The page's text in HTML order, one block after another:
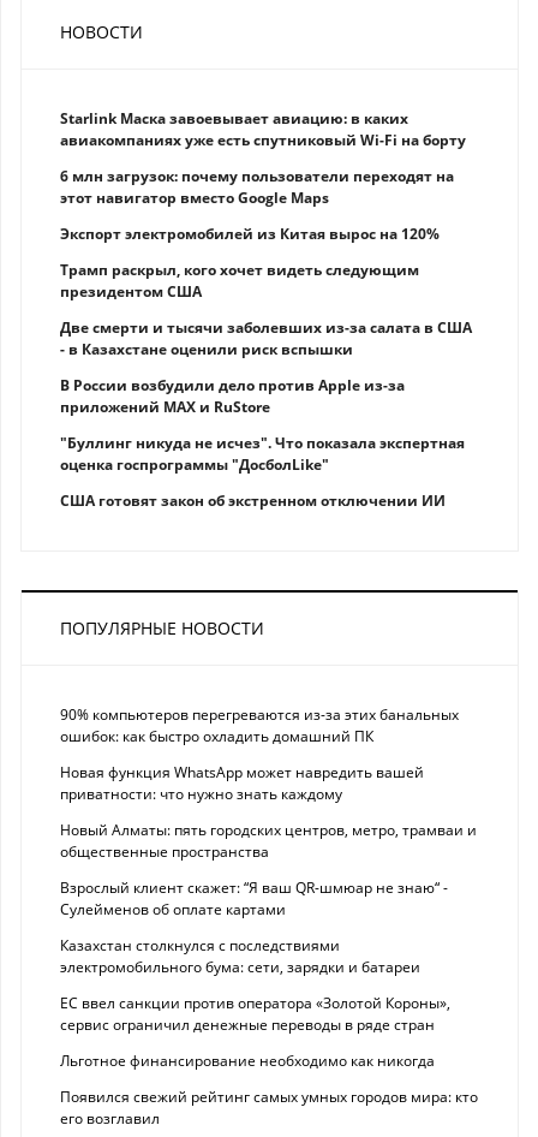
НОВОСТИ
Starlink Маска завоевывает авиацию: в каких
авиакомпаниях уже есть спутниковый Wi-Fi на борту
6 млн загрузок: почему пользователи переходят на
этот навигатор вместо Google Maps
Экспорт электромобилей из Китая вырос на 120%
Трамп раскрыл, кого хочет видеть следующим
президентом США
Две смерти и тысячи заболевших из-за салата в США
- в Казахстане оценили риск вспышки
В России возбудили дело против Apple из-за
приложений MAX и RuStore
"Буллинг никуда не исчез". Что показала экспертная
оценка госпрограммы "ДосболLike"
США готовят закон об экстренном отключении ИИ
ПОПУЛЯРНЫЕ НОВОСТИ
90% компьютеров перегреваются из-за этих банальных
ошибок: как быстро охладить домашний ПК
Новая функция WhatsApp может навредить вашей
приватности: что нужно знать каждому
Новый Алматы: пять городских центров, метро, трамваи и
общественные пространства
Взрослый клиент скажет: “Я ваш QR-шмюар не знаю“ -
Сулейменов об оплате картами
Казахстан столкнулся с последствиями
электромобильного бума: сети, зарядки и батареи
ЕС ввел санкции против оператора «Золотой Короны»,
сервис ограничил денежные переводы в ряде стран
Льготное финансирование необходимо как никогда
Появился свежий рейтинг самых умных городов мира: кто
его возглавил